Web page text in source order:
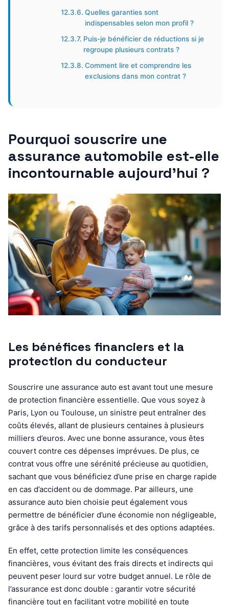
Quelles garanties sont
indispensables selon mon profil ?
Puis-je bénéficier de réductions si je
regroupe plusieurs contrats ?
Comment lire et comprendre les
exclusions dans mon contrat ?
Pourquoi souscrire une
assurance automobile est-elle
incontournable aujourd’hui ?
Les bénéfices financiers et la
protection du conducteur
Souscrire une assurance auto est avant tout une mesure
de protection financière essentielle. Que vous soyez à
Paris, Lyon ou Toulouse, un sinistre peut entraîner des
coûts élevés, allant de plusieurs centaines à plusieurs
milliers d’euros. Avec une bonne assurance, vous êtes
couvert contre ces dépenses imprévues. De plus, ce
contrat vous offre une sérénité précieuse au quotidien,
sachant que vous bénéficiez d’une prise en charge rapide
en cas d’accident ou de dommage. Par ailleurs, une
assurance auto bien choisie peut également vous
permettre de bénéficier d’une économie non négligeable,
grâce à des tarifs personnalisés et des options adaptées.
En effet, cette protection limite les conséquences
financières, vous évitant des frais directs et indirects qui
peuvent peser lourd sur votre budget annuel. Le rôle de
l’assurance est donc double : garantir votre sécurité
financière tout en facilitant votre mobilité en toute